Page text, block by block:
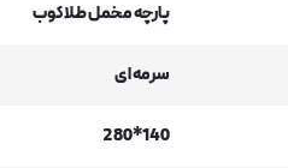
پارچه مخمل طلاکوب
سرمه ای
140*280